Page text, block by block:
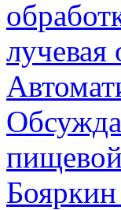
лучевая